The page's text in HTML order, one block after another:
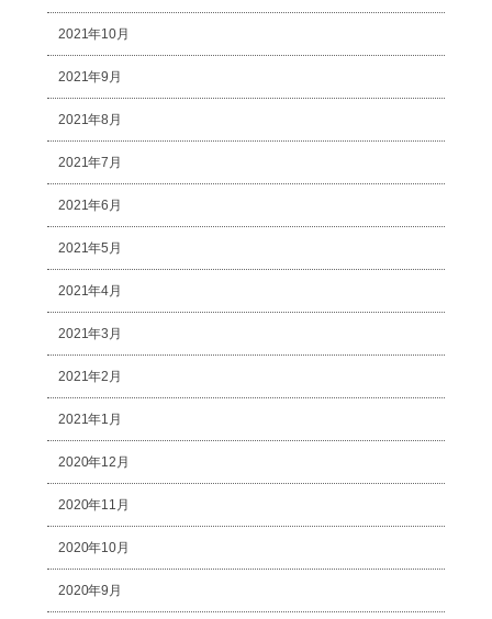
2021年10月
2021年9月
2021年8月
2021年7月
2021年6月
2021年5月
2021年4月
2021年3月
2021年2月
2021年1月
2020年12月
2020年11月
2020年10月
2020年9月